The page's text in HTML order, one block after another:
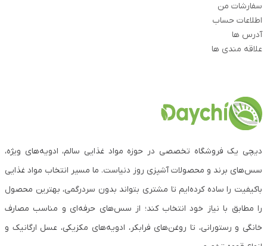
سفارشات من
اطلاعات حساب
آدرس ها
علاقه مندی ها
دیچی یک فروشگاه تخصصی در حوزه مواد غذایی سالم، ادویه‌های ویژه،
سس‌های برند و محصولات آشپزی روز دنیاست. ما مسیر انتخاب مواد غذایی
باکیفیت را ساده کرده‌ایم تا مشتری بتواند بدون سردرگمی، بهترین محصول
را مطابق با نیاز خود انتخاب کند؛ از سس‌های حرفه‌ای و مناسب مصارف
خانگی و رستورانی، تا روغن‌های فرابکر، ادویه‌های مکزیکی، عسل ارگانیک و